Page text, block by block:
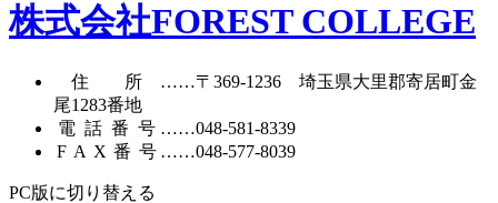
株式会社FOREST COLLEGE
住所……〒369-1236 埼玉県大里郡寄居町金
尾1283番地
電話番号……048-581-8339
FAX番号……048-577-8039
PC版に切り替える